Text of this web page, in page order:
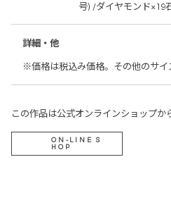
号) /ダイヤモンド×19
詳細・他
※価格は税込み価格。その他のサイ
この作品は公式オンラインショップか
ON-LINE S
HOP